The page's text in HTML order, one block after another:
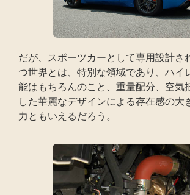
だが、スポーツカーとして専用設計さ
つ世界とは、特別な領域であり、ハイ
能はもちろんのこと、重量配分、空気
した華麗なデザインによる存在感の大
力ともいえるだろう。